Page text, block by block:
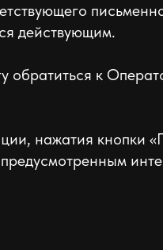
действующим.
обратиться к
нажатия кнопки